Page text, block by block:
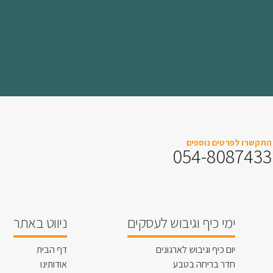
התקשרו לפרטים נוספים
054-8087433
ימי כיף וגיבוש לעסקים
יום כיף וגיבוש לארגונים
חדר בריחה בטבע
ניווט באתר
דף הבית
אודותינו